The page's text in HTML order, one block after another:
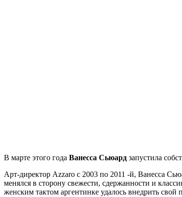
В марте этого года Ванесса Сьюард запустила
Арт-директор Azzaro с 2003 по 2011 -й, Ванесса
менялся в сторону свежести, сдержанности и
женским тактом аргентинке удалось внедрить свой